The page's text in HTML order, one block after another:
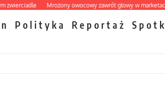
Mrożony owocowy zawrót głowy w marketach
Polityka Reportaż